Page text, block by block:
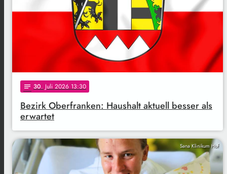
notes 30. Juli 2026 13:30
Bezirk Oberfranken: Haushalt aktuell besser als
erwartet
Sana Klinikum Hof